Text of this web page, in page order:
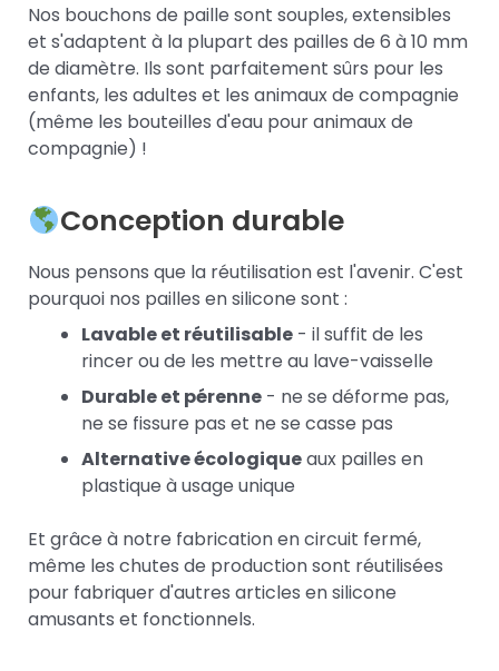
Nos bouchons de paille sont souples, extensibles
et s'adaptent à la plupart des pailles de 6 à 10 mm
de diamètre. Ils sont parfaitement sûrs pour les
enfants, les adultes et les animaux de compagnie
(même les bouteilles d'eau pour animaux de
compagnie) !
Conception durable
Nous pensons que la réutilisation est l'avenir. C'est
pourquoi nos pailles en silicone sont :
Lavable et réutilisable - il suffit de les
rincer ou de les mettre au lave-vaisselle
Durable et pérenne - ne se déforme pas,
ne se fissure pas et ne se casse pas
Alternative écologiqueaux pailles en
plastique à usage unique
Et grâce à notre fabrication en circuit fermé,
même les chutes de production sont réutilisées
pour fabriquer d'autres articles en silicone
amusants et fonctionnels.